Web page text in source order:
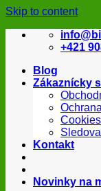
Skip to content
+421
Blog
Zákaznícky
Cookies
Kontakt
Novinky na